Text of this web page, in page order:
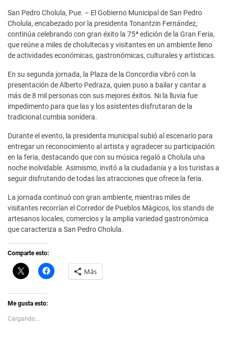
San Pedro Cholula, Pue. – El Gobierno Municipal de San Pedro
Cholula, encabezado por la presidenta Tonantzin Fernández,
continúa celebrando con gran éxito la 75ª edición de la Gran Feria,
que reúne a miles de cholultecas y visitantes en un ambiente lleno
de actividades económicas, gastronómicas, culturales y artísticas.
En su segunda jornada, la Plaza de la Concordia vibró con la
presentación de Alberto Pedraza, quien puso a bailar y cantar a
más de 8 mil personas con sus mejores éxitos. Ni la lluvia fue
impedimento para que las y los asistentes disfrutaran de la
tradicional cumbia sonidera.
Durante el evento, la presidenta municipal subió al escenario para
entregar un reconocimiento al artista y agradecer su participación
en la feria, destacando que con su música regaló a Cholula una
noche inolvidable. Asimismo, invitó a la ciudadanía y a los turistas a
seguir disfrutando de todas las atracciones que ofrece la feria.
La jornada continuó con gran ambiente, mientras miles de
visitantes recorrían el Corredor de Pueblos Mágicos, los stands de
artesanos locales, comercios y la amplia variedad gastronómica
que caracteriza a San Pedro Cholula.
Comparte esto:
C
l
k
t
s
h
H
a Más
Me gusta esto:
Cargando...